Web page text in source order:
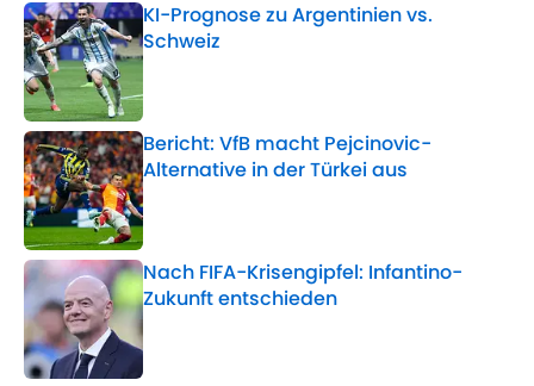
KI-Prognose zu Argentinien vs.
Schweiz
Published by on Invalid Date
Bericht: VfB macht Pejcinovic-
Alternative in der Türkei aus
Published by on Invalid Date
Nach FIFA-Krisengipfel: Infantino-
Zukunft entschieden
Published by on Invalid Date